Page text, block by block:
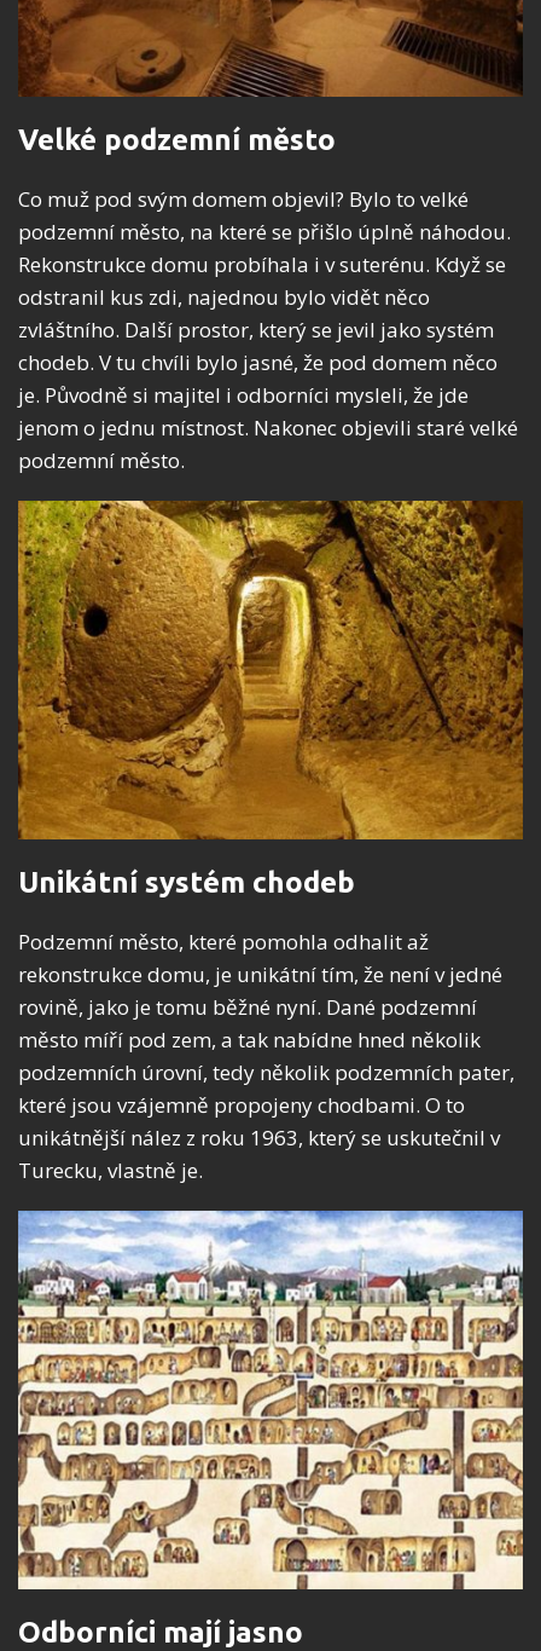
Velké podzemní město
Co muž pod svým domem objevil? Bylo to velké
podzemní město, na které se přišlo úplně náhodou.
Rekonstrukce domu probíhala i v suterénu. Když se
odstranil kus zdi, najednou bylo vidět něco
zvláštního. Další prostor, který se jevil jako systém
chodeb. V tu chvíli bylo jasné, že pod domem něco
je. Původně si majitel i odborníci mysleli, že jde
jenom o jednu místnost. Nakonec objevili staré velké
podzemní město.
Unikátní systém chodeb
Podzemní město, které pomohla odhalit až
rekonstrukce domu, je unikátní tím, že není v jedné
rovině, jako je tomu běžné nyní. Dané podzemní
město míří pod zem, a tak nabídne hned několik
podzemních úrovní, tedy několik podzemních pater,
které jsou vzájemně propojeny chodbami. O to
unikátnější nález z roku 1963, který se uskutečnil v
Turecku, vlastně je.
Odborníci mají jasno